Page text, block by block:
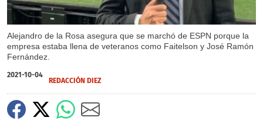
Alejandro de la Rosa asegura que se marchó de ESPN porque la
empresa estaba llena de veteranos como Faitelson y José Ramón
Fernández.
2021-10-04
REDACCIÓN DIEZ